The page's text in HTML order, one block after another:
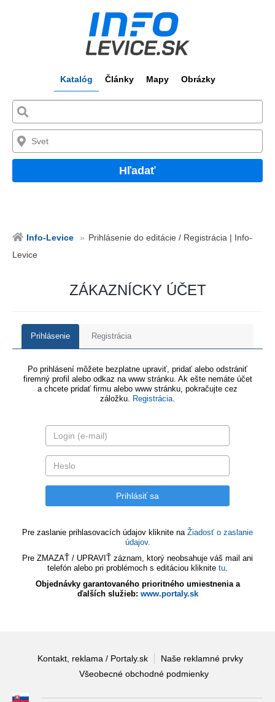
Katalóg Články Mapy Obrázky
Hľadať
Info-Levice
Prihlásenie do editácie / Registrácia | Info-
Levice
ZÁKAZNÍCKY ÚČET
Prihlásenie Registrácia
Po prihlásení môžete bezplatne upraviť, pridať alebo odstrániť
firemný profil alebo odkaz na www stránku. Ak ešte nemáte účet
a chcete pridať firmu alebo www stránku, pokračujte cez
záložku. Registrácia.
Pre zaslanie prihlasovacích údajov kliknite na Žiadosť o zaslanie
údajov.
Pre ZMAZAŤ / UPRAVIŤ záznam, ktorý neobsahuje váš mail ani
telefón alebo pri problémoch s editáciou kliknite tu.
Objednávky garantovaného prioritného umiestnenia a
ďalších služieb: www.portaly.sk
Kontakt, reklama / Portaly.sk
Naše reklamné prvky
Všeobecné obchodné podmienky